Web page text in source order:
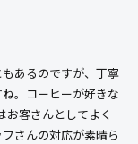
あるのですが、丁寧
。コーヒーが好きな
お客さんとしてよく
さんの対応が素晴ら